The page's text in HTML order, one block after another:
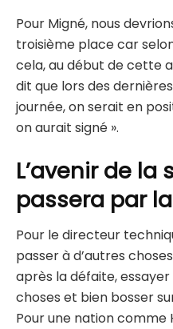
Pour Migné, nous
troisième place car
cela, au début de cette
dit que lors des
journée, on serait en
on aurait signé ».
L’avenir de la
passera par
Pour le directeur
passer à d’autres
après la défaite,
choses et bien bosser
Pour une nation comme